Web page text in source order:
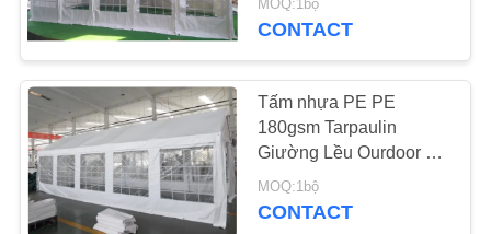
VỀ
CHÚNG
TÔI
THAM
Lều ngoài trời
30
thép Thép mạ kẽm
MOQ:1bộ
CONTACT
Tấm nhựa PE PE
180gsm Tarpaulin
Giường Lều Ourdoor với
Windows Dành cho
Chải
MOQ:1bộ
CONTACT